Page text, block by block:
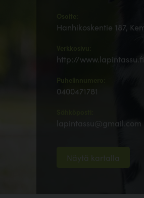
Hanhikoskentie 187,
http://www.lapintassu.fi
Puhelinnumero:
0400471781
lapintassu@gmail.com
Näytä kartalla